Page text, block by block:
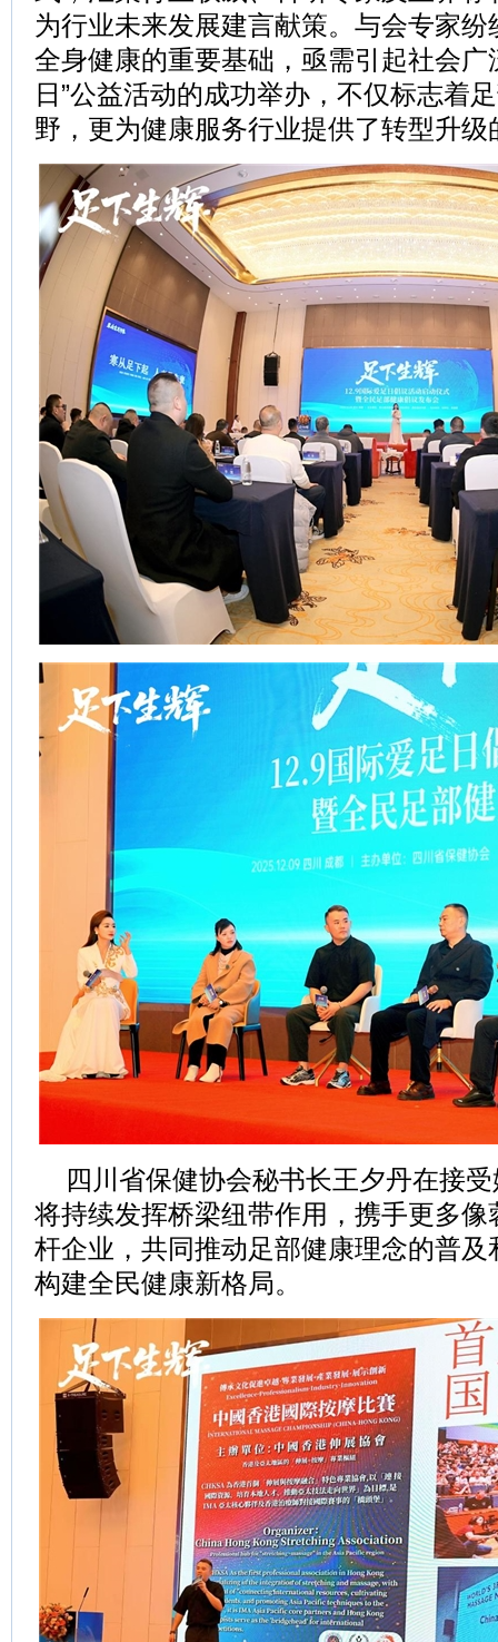
为行业未来发展建言献策。与会专家
全身健康的重要基础，亟需引起社会广
日”公益活动的成功举办，不仅标志着
野，更为健康服务行业提供了转型升
四川省保健协会秘书长王夕丹在接
将持续发挥桥梁纽带作用，携手更多
杆企业，共同推动足部健康理念的普
构建全民健康新格局。